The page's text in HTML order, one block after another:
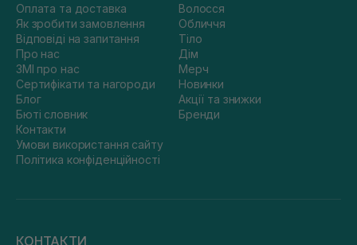
Оплата та доставка
Як зробити замовлення
Відповіді на запитання
Про нас
ЗМІ про нас
Сертифікати та нагороди
Блог
Бюті словник
Контакти
Умови використання сайту
Політика конфіденційності
Волосся
Обличчя
Тіло
Дім
Мерч
Новинки
Акції та знижки
Бренди
КОНТАКТИ